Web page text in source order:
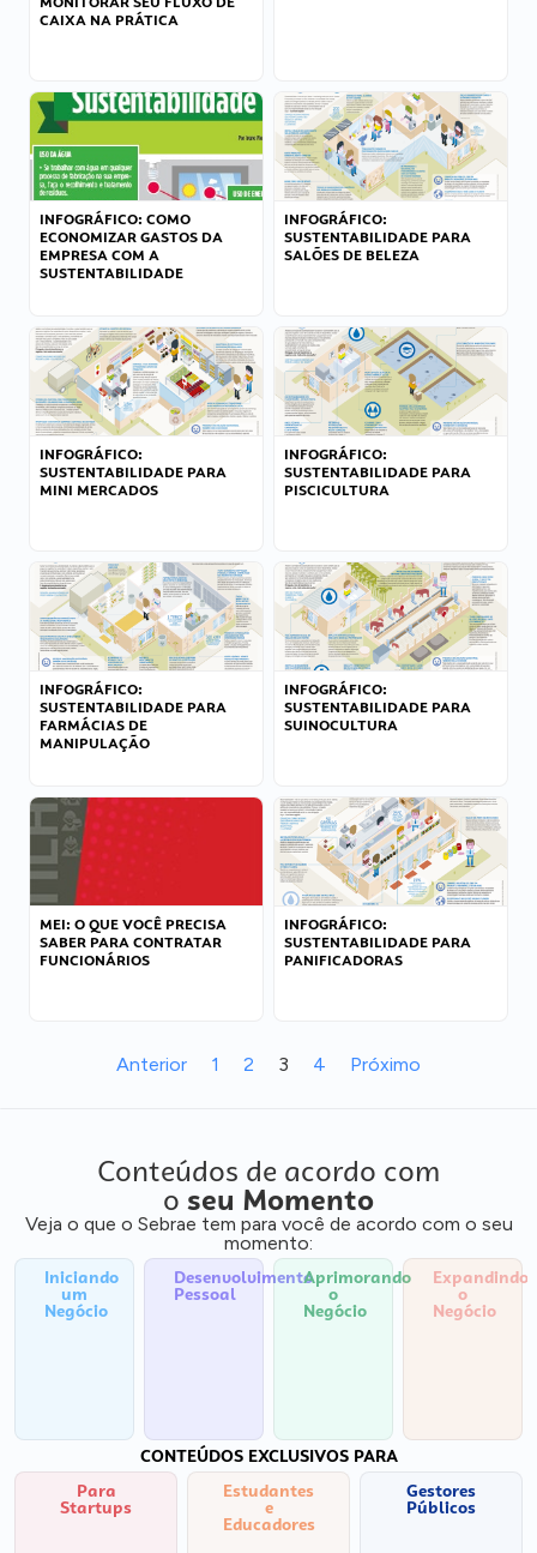
CAIXA NA PRÁTICA
INFOGRÁFICO: COMO
ECONOMIZAR GASTOS DA
EMPRESA COM A
SUSTENTABILIDADE
INFOGRÁFICO:
SUSTENTABILIDADE PARA
SALÕES DE BELEZA
INFOGRÁFICO:
SUSTENTABILIDADE PARA
MINI MERCADOS
INFOGRÁFICO:
SUSTENTABILIDADE PARA
PISCICULTURA
INFOGRÁFICO:
SUSTENTABILIDADE PARA
FARMÁCIAS DE
MANIPULAÇÃO
INFOGRÁFICO:
SUSTENTABILIDADE PARA
SUINOCULTURA
MEI: O QUE VOCÊ PRECISA
SABER PARA CONTRATAR
FUNCIONÁRIOS
INFOGRÁFICO:
SUSTENTABILIDADE PARA
PANIFICADORAS
Anterior 1 2 3 4 Próximo
Conteúdos de acordo com
o seu Momento
Veja o que o Sebrae tem para você de acordo com o seu
momento:
Iniciando
um
Negócio
Desenvolvimento
Pessoal
Aprimorando
o
Negócio
Expandindo
o
Negócio
CONTEÚDOS EXCLUSIVOS PARA
Para
Startups
Estudantes
e
Educadores
Gestores
Públicos